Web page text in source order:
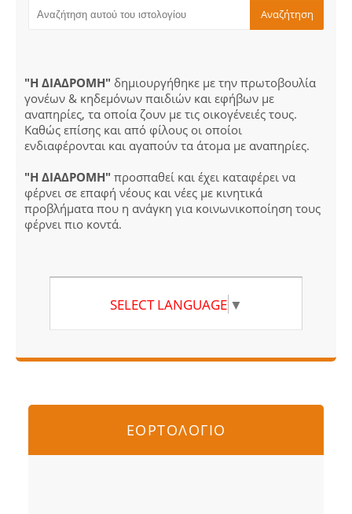
"Η ΔΙΑΔΡΟΜΗ" δημιουργήθηκε με την πρωτοβουλία
γονέων & κηδεμόνων παιδιών και εφήβων με
αναπηρίες, τα οποία ζουν με τις οικογένειές τους.
Καθώς επίσης και από φίλους οι οποίοι
ενδιαφέρονται και αγαπούν τα άτομα με αναπηρίες.
"Η ΔΙΑΔΡΟΜΗ" προσπαθεί και έχει καταφέρει να
φέρνει σε επαφή νέους και νέες με κινητικά
προβλήματα που η ανάγκη για κοινωνικοποίηση τους
φέρνει πιο κοντά.
SELECT LANGUAGE ▼
ΕΟΡΤΟΛΟΓΙΟ